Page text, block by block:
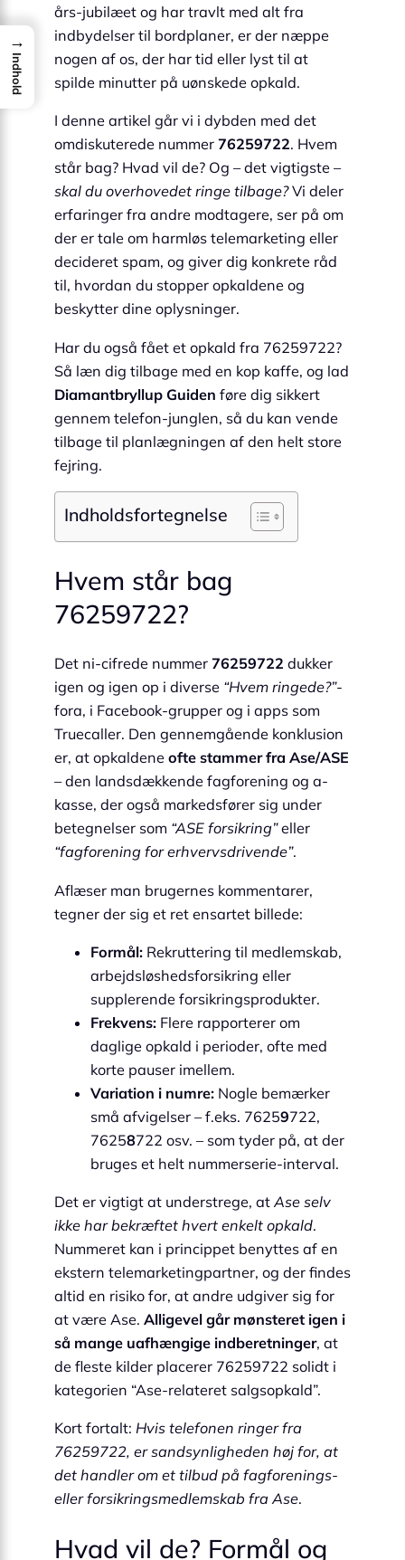
års-jubilæet og har travlt med alt fra
indbydelser til bordplaner, er der næppe
nogen af os, der har tid eller lyst til at
spilde minutter på uønskede opkald.
I denne artikel går vi i dybden med det
omdiskuterede nummer 76259722. Hvem
står bag? Hvad vil de? Og – det vigtigste –
skal du overhovedet ringe tilbage?Vi deler
erfaringer fra andre modtagere, ser på om
der er tale om harmløs telemarketing eller
decideret spam, og giver dig konkrete råd
til, hvordan du stopper opkaldene og
beskytter dine oplysninger.
Har du også fået et opkald fra 76259722?
Så læn dig tilbage med en kop kaffe, og lad
Diamantbryllup Guiden føre dig sikkert
gennem telefon-junglen, så du kan vende
tilbage til planlægningen af den helt store
fejring.
Indholdsfortegnelse
Hvem står bag
76259722?
Det ni-cifrede nummer 76259722 dukker
igen og igen op i diverse “Hvem ringede?”-
fora, i Facebook-grupper og i apps som
Truecaller. Den gennemgående konklusion
er, at opkaldene ofte stammer fra Ase/ASE
– den landsdækkende fagforening og a-
kasse, der også markedsfører sig under
betegnelser som “ASE forsikring”eller
“fagforening for erhvervsdrivende”.
Aflæser man brugernes kommentarer,
tegner der sig et ret ensartet billede:
Formål: Rekruttering til medlemskab,
arbejdsløshedsforsikring eller
supplerende forsikringsprodukter.
Frekvens: Flere rapporterer om
daglige opkald i perioder, ofte med
korte pauser imellem.
Variation i numre: Nogle bemærker
små afvigelser – f.eks. 76259722,
76258722 osv. – som tyder på, at der
bruges et helt nummerserie-interval.
Det er vigtigt at understrege, atAse selv
ikke har bekræftet hvert enkelt opkald.
Nummeret kan i princippet benyttes af en
ekstern telemarketingpartner, og der findes
altid en risiko for, at andre udgiver sig for
at være Ase. Alligevel går mønsteret igen i
så mange uafhængige indberetninger, at
de fleste kilder placerer 76259722 solidt i
kategori­en “Ase-relateret salgsopkald”.
Kort fortalt: Hvis telefonen ringer fra
76259722, er sandsynligheden høj for, at
det handler om et tilbud på fagforenings-
eller forsikringsmedlemskab fra Ase.
Hvad vil de? Formål og
→
Indhold